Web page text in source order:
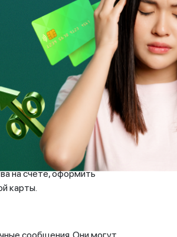
жертвой, могут
который высветился,
оператор.
данные жертвы для доступа к
а также код из SMS-
приемы и манипуляции,
на счете, оформить
карты.